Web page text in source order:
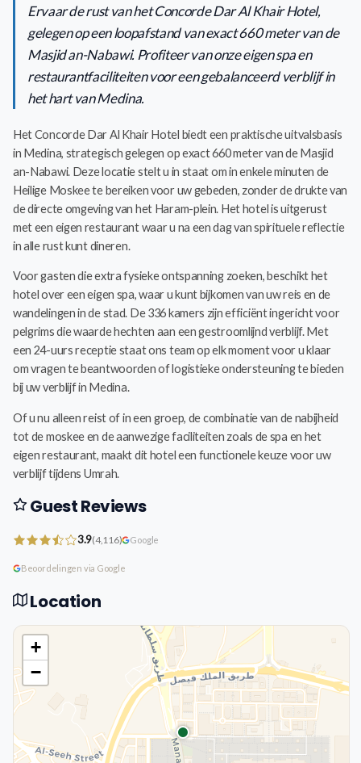
Ervaar de rust van het Concorde Dar Al Khair Hotel,
gelegen op een loopafstand van exact 660 meter van de
Masjid an-Nabawi. Profiteer van onze eigen spa en
restaurantfaciliteiten voor een gebalanceerd verblijf in
het hart van Medina.
Het Concorde Dar Al Khair Hotel biedt een praktische uitvalsbasis
in Medina, strategisch gelegen op exact 660 meter van de Masjid
an-Nabawi. Deze locatie stelt u in staat om in enkele minuten de
Heilige Moskee te bereiken voor uw gebeden, zonder de drukte van
de directe omgeving van het Haram-plein. Het hotel is uitgerust
met een eigen restaurant waar u na een dag van spirituele reflectie
in alle rust kunt dineren.
Voor gasten die extra fysieke ontspanning zoeken, beschikt het
hotel over een eigen spa, waar u kunt bijkomen van uw reis en de
wandelingen in de stad. De 336 kamers zijn efficiënt ingericht voor
pelgrims die waarde hechten aan een gestroomlijnd verblijf. Met
een 24-uurs receptie staat ons team op elk moment voor u klaar
om vragen te beantwoorden of logistieke ondersteuning te bieden
bij uw verblijf in Medina.
Of u nu alleen reist of in een groep, de combinatie van de nabijheid
tot de moskee en de aanwezige faciliteiten zoals de spa en het
eigen restaurant, maakt dit hotel een functionele keuze voor uw
verblijf tijdens Umrah.
Guest Reviews
3.9(4,116) Google
Beoordelingen via Google
Location
+
−